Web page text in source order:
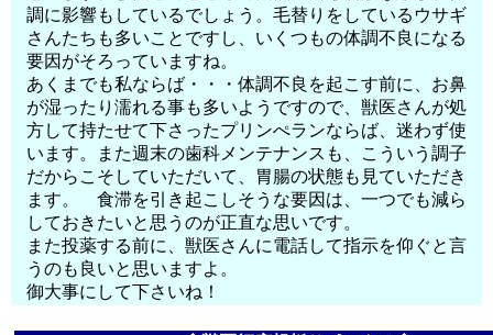
調に影響もしているでしょう。毛替りをしているウサギ
さんたちも多いことですし、いくつもの体調不良になる
要因がそろっていますね。
あくまでも私ならば・・・体調不良を起こす前に、お鼻
が湿ったり濡れる事も多いようですので、獣医さんが処
方して持たせて下さったプリンぺランならば、迷わず使
います。また週末の歯科メンテナンスも、こういう調子
だからこそしていただいて、胃腸の状態も見ていただき
ます。 食滞を引き起こしそうな要因は、一つでも減ら
しておきたいと思うのが正直な思いです。
また投薬する前に、獣医さんに電話して指示を仰ぐと言
うのも良いと思いますよ。
御大事にして下さいね！